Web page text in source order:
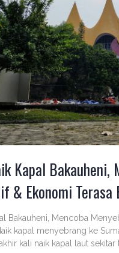
Kapal Bakauheni,
& Ekonomi
Bakauheni, Mencoba
kapal menyebrang ke
kali naik kapal laut sekitar